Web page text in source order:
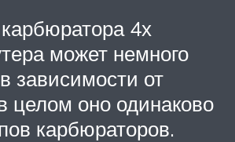
4х
может немного
зависимости от
целом оно одинаково
карбюраторов.